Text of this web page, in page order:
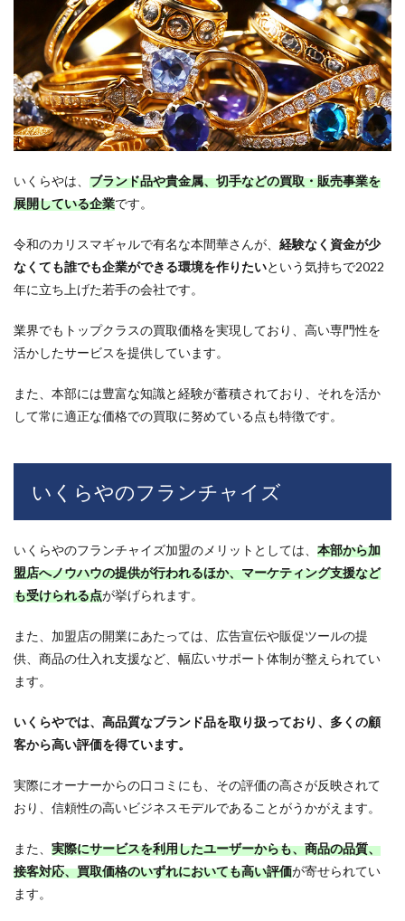
4
ユー
ザー
の評
判
いく
らや
の特
5.1
長を
てい
ブラ
品に
取・
販売
を行
5.3
業界
トッ
ラス
の買
取価
6
いく
の強
み
電話
での
無料
いくらやは、 ブランド品や貴金属、切手などの買取・販売事業を
展開している企業です。
令和のカリスマギャルで有名な本間華さんが、 経験なく資金が少
なくても誰でも企業ができる環境を作りたいという気持ちで2022
年に立ち上げた若手の会社です。
業界でもトップクラスの買取価格を実現しており、高い専門性を
活かしたサービスを提供しています。
また、本部には豊富な知識と経験が蓄積されており、それを活か
して常に適正な価格での買取に努めている点も特徴です。
いくらやのフランチャイズ
いくらやのフランチャイズ加盟のメリットとしては、 本部から加
盟店へノウハウの提供が行われるほか、マーケティング支援など
も受けられる点が挙げられます。
また、加盟店の開業にあたっては、広告宣伝や販促ツールの提
供、商品の仕入れ支援など、幅広いサポート体制が整えられてい
ます。
いくらやでは、高品質なブランド品を取り扱っており、多くの顧
客から高い評価を得ています。
実際にオーナーからの口コミにも、その評価の高さが反映されて
おり、信頼性の高いビジネスモデルであることがうかがえます。
また、 実際にサービスを利用したユーザーからも、商品の品質、
接客対応、買取価格のいずれにおいても高い評価が寄せられてい
ます。